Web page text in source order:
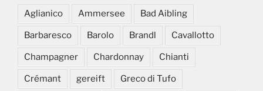
Aglianico Ammersee Bad Aibling
Barbaresco Barolo Brandl Cavallotto
Champagner Chardonnay Chianti
Crémant gereift Greco di Tufo